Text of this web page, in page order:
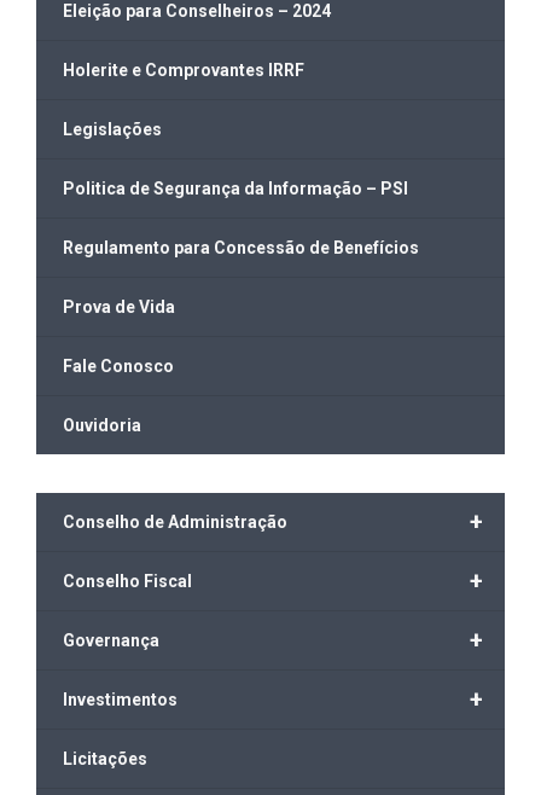
Eleição para Conselheiros – 2024
Holerite e Comprovantes IRRF
Legislações
Politica de Segurança da Informação – PSI
Regulamento para Concessão de Benefícios
Prova de Vida
Fale Conosco
Ouvidoria
+
Conselho de Administração
+
Conselho Fiscal
+
Governança
+
Investimentos
Licitações